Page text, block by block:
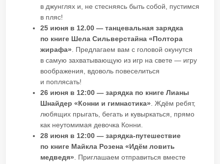
в джунглях и, не стесняясь быть собой, пустимся
в пляс!
25 июня в 12.00 — танцевальная зарядка
по книге Шела Сильверстайна «Полтора
жирафа» . Предлагаем вам с головой окунутся
в самую захватывающую из игр на свете — игру
воображения, вдоволь повеселиться
и поплясать!
26 июня в 12:00 — зарядка по книге Лианы
Шнайдер «Конни и гимнастика» . Ждём ребят,
любящих прыгать, бегать и кувыркаться, прямо
как неутомимая девочка Конни.
28 июня в 12:00 — зарядка-путешествие
по книге Майкла Розена «Идём ловить
медведя» . Приглашаем отправиться вместе